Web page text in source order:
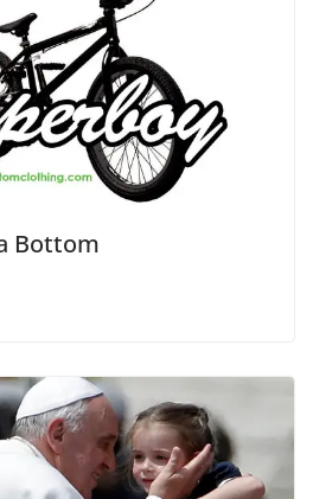
Bottom